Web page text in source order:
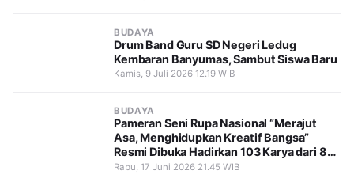
BUDAYA
Drum Band Guru SD Negeri Ledug
Kembaran Banyumas, Sambut Siswa Baru
Kamis, 9 Juli 2026 12.19 WIB
BUDAYA
Pameran Seni Rupa Nasional “Merajut
Asa, Menghidupkan Kreatif Bangsa”
Resmi Dibuka Hadirkan 103 Karya dari 81
Seniman Nusantara
Rabu, 17 Juni 2026 21.45 WIB